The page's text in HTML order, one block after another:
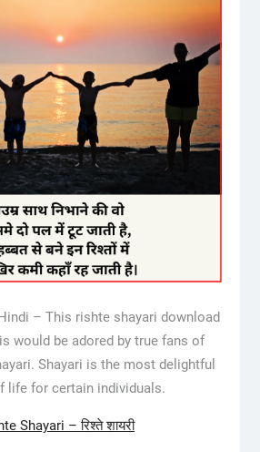
– This rishte shayari download
would be adored by true fans of
Shayari is the most delightful
life for certain individuals.
Shayari – रिश्ते शायरी